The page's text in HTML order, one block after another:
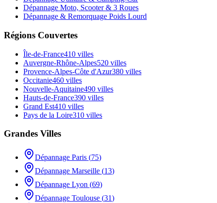
Dépannage Moto, Scooter & 3 Roues
Dépannage & Remorquage Poids Lourd
Régions Couvertes
Île-de-France410 villes
Auvergne-Rhône-Alpes520 villes
Provence-Alpes-Côte d'Azur380 villes
Occitanie460 villes
Nouvelle-Aquitaine490 villes
Hauts-de-France390 villes
Grand Est410 villes
Pays de la Loire310 villes
Grandes Villes
Dépannage Paris (75)
Dépannage Marseille (13)
Dépannage Lyon (69)
Dépannage Toulouse (31)